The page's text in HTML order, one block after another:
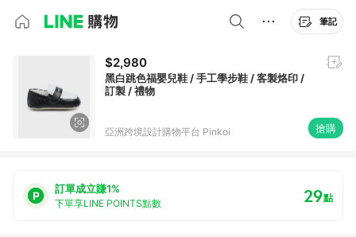
筆記
$2,980
黑白跳色福嬰兒鞋 / 手工學步鞋 / 客製烙印 /
訂製 / 禮物
亞洲跨境設計購物平台 Pinkoi 搶購
訂單成立賺1%
下單享LINE POINTS點數 29點